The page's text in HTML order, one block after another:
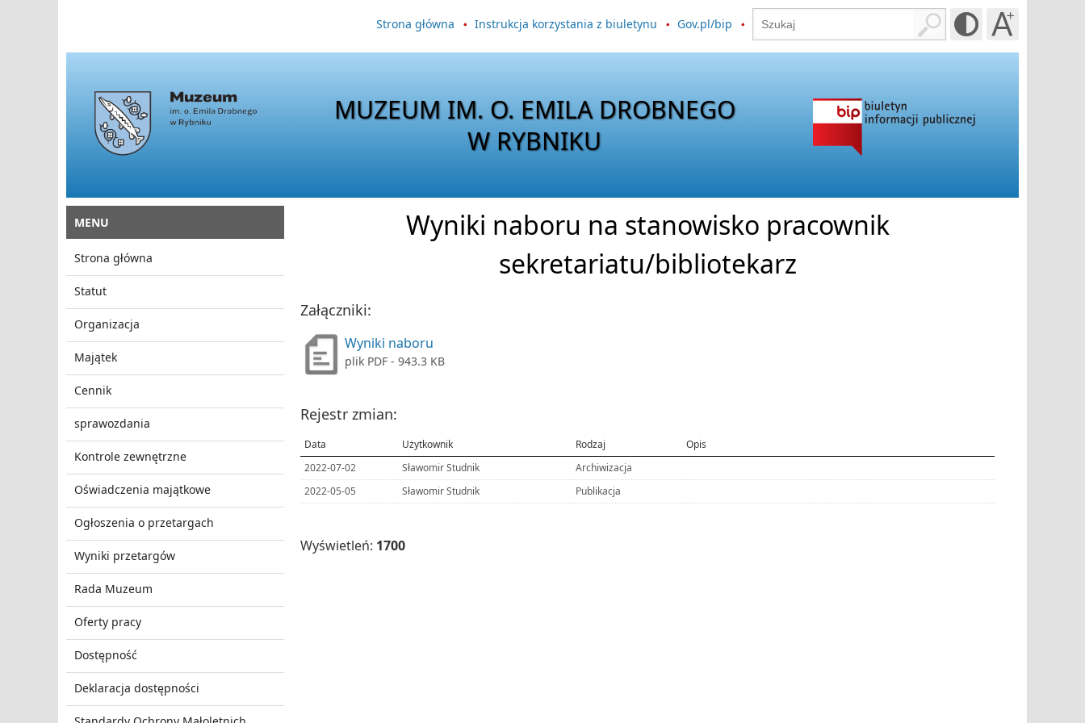
Strona główna Instrukcja korzystania z biuletynu Gov.pl/bip
MUZEUM IM. O. EMILA DROBNEGO
W RYBNIKU
MENU
Strona główna
Statut
Organizacja
Majątek
Cennik
sprawozdania
Kontrole zewnętrzne
Oświadczenia majątkowe
Ogłoszenia o przetargach
Wyniki przetargów
Rada Muzeum
Oferty pracy
Dostępność
Deklaracja dostępności
Wyniki naboru na stanowisko pracownik
sekretariatu/bibliotekarz
Załączniki:
Wyniki naboru
plik PDF - 943.3 KB
Rejestr zmian:
Data Użytkownik Rodzaj
Opis
2022-07-02
Sławomir Studnik
Archiwizacja
2022-05-05
Sławomir Studnik Publikacja
Wyświetleń: 1700